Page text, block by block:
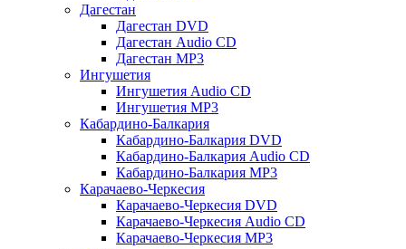
Дагестан
Дагестан DVD
Дагестан Audio CD
Дагестан MP3
Ингушетия
Ингушетия Audio CD
Ингушетия MP3
Кабардино-Балкария
Кабардино-Балкария DVD
Кабардино-Балкария Audio CD
Кабардино-Балкария MP3
Карачаево-Черкесия
Карачаево-Черкесия DVD
Карачаево-Черкесия Audio CD
Карачаево-Черкесия MP3